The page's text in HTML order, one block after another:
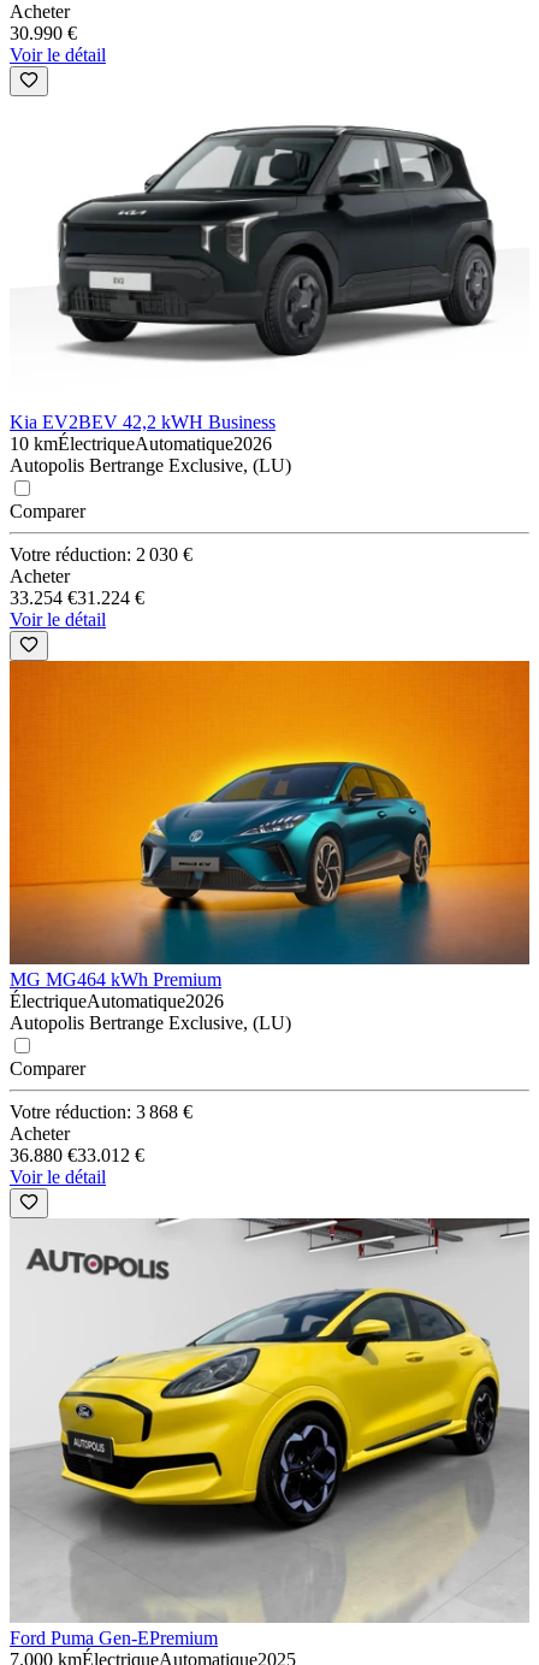
Acheter
30.990 €
Voir le détail
Kia EV2BEV 42,2 kWH Business
10 kmÉlectriqueAutomatique2026
Autopolis Bertrange Exclusive, (LU)
Comparer
Votre réduction: 2 030 €
Acheter
33.254 €31.224 €
Voir le détail
MG MG464 kWh Premium
ÉlectriqueAutomatique2026
Autopolis Bertrange Exclusive, (LU)
Comparer
Votre réduction: 3 868 €
Acheter
36.880 €33.012 €
Voir le détail
Ford Puma Gen-EPremium
7.000 kmÉlectriqueAutomatique2025